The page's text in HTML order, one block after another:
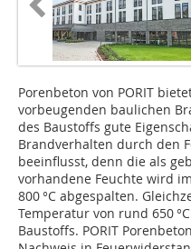
Porenbeton von PORIT
vorbeugenden baulichen
des Baustoffs gute
Brandverhalten durch den
beeinflusst, denn die als
vorhandene Feuchte wird
800 °C ab­gespalten.
Tempe­ratur von rund 650
Baustoffs. PORIT